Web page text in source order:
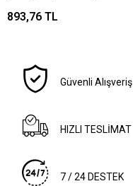
(çift Contalı Kapak)*12
893,76 TL
Güvenli Alışveriş
HIZLI TESLİMAT
7 / 24 DESTEK